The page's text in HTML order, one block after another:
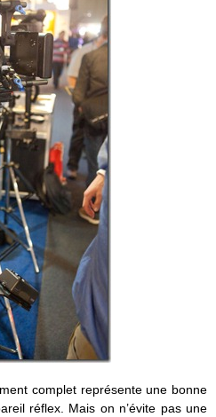
complet représente une bonne
réflex. Mais on n’évite pas une